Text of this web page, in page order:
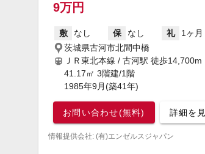
9万円
敷 なし 保 なし 礼
1ヶ月
茨城県古河市北間中橋
ＪＲ東北本線 / 古河駅 徒歩14,700m
41.17㎡ 3階建/1階
1985年9月(築41年)
お問い合わせ(無料) 詳細を
情報提供会社: (有)エンゼルスジャパン